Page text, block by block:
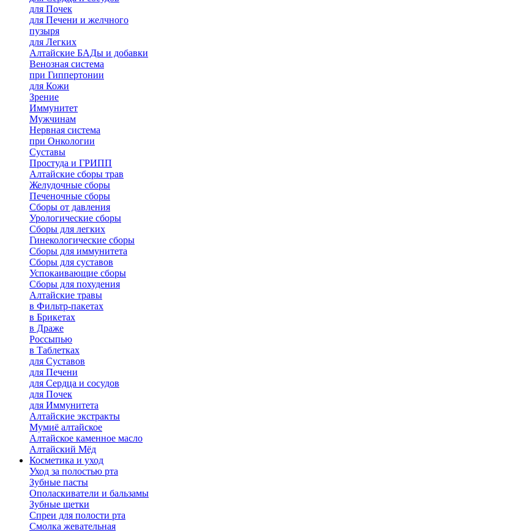
для Почек
для Печени и желчного
пузыря
для Легких
Алтайские БАДы и добавки
Венозная система
при Гиппертонии
для Кожи
Зрение
Иммунитет
Мужчинам
Нервная система
при Онкологии
Суставы
Простуда и ГРИПП
Алтайские сборы трав
Желудочные сборы
Печеночные сборы
Сборы от давления
Урологические сборы
Сборы для легких
Гинекологические сборы
Сборы для иммунитета
Сборы для суставов
Успокаивающие сборы
Сборы для похудения
Алтайские травы
в Фильтр-пакетах
в Брикетах
в Драже
Россыпью
в Таблетках
для Cуставов
для Печени
для Сердца и сосудов
для Почек
для Иммунитета
Алтайские экстракты
Мумиё алтайское
Алтайское каменное масло
Алтайский Мёд
Косметика и уход
Уход за полостью рта
Зубные пасты
Ополаскиватели и бальзамы
Зубные щетки
Спреи для полости рта
Смолка жевательная